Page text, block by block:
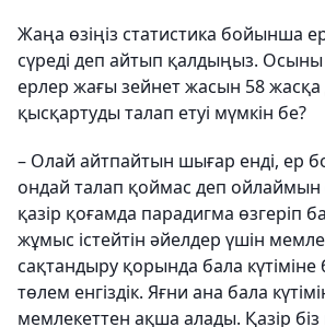
Жаңа өзіңіз статистика бойынша
сүреді деп айтып қалдыңыз. Осыны
ерлер жағы зейнет жасын 58 жасқа
қысқартуды талап етуі мүмкін бе?
– Олай айтпайтын шығар енді, ер
ондай талап қоймас деп ойлаймын
қазір қоғамда парадигма өзгеріп
жұмыс істейтін әйелдер үшін
сақтандыру қорында бала
төлем енгіздік. Яғни ана бала
мемлекеттен ақша алады. Қазір біз